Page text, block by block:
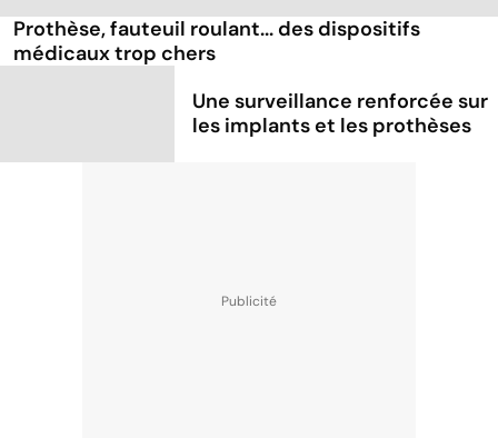
Prothèse, fauteuil roulant... des dispositifs
médicaux trop chers
Une surveillance renforcée sur
les implants et les prothèses